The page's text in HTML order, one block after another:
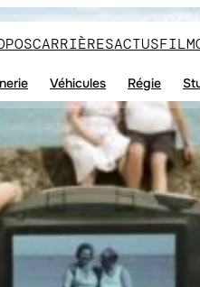
CARRIÈRESACTUS
Véhicules Régie